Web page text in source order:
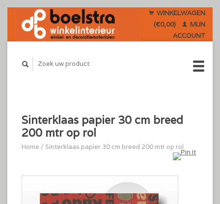
WINKELWAGEN
(€0,00)
MIJN
ACCOUNT
Sinterklaas papier 30 cm breed
200 mtr op rol
Home / Sinterklaas papier 30 cm breed 200 mtr op rol